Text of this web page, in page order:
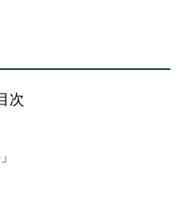
次